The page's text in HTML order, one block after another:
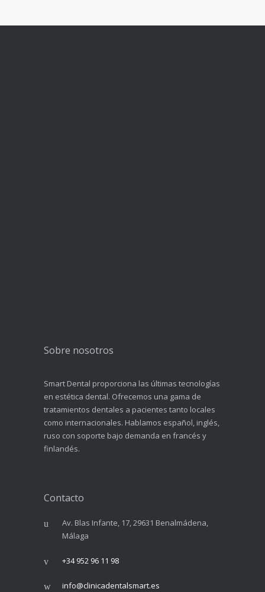
Sobre nosotros
Smart Dental proporciona las últimas tecnologías
en estética dental. Ofrecemos una gama de
tratamientos dentales a pacientes tanto locales
como internacionales. Hablamos español, inglés,
ruso con soporte bajo demanda en francés y
finlandés.
Contacto
Av. Blas Infante, 17, 29631 Benalmádena,
Málaga
+34 952 96 11 98
info@clinicadentalsmart.es